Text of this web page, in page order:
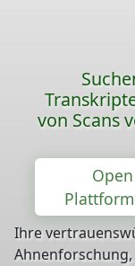
von Scans
Ihre